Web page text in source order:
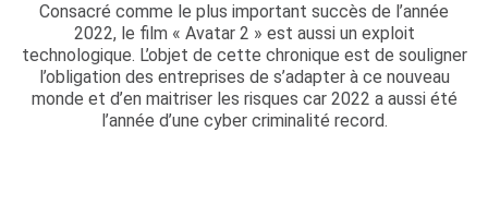
Consacré comme le plus important succès de l’année
2022, le film « Avatar 2 » est aussi un exploit
technologique. L’objet de cette chronique est de souligner
l’obligation des entreprises de s’adapter à ce nouveau
monde et d’en maitriser les risques car 2022 a aussi été
l’année d’une cyber criminalité record.